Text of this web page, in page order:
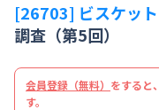
[26703] ビスケッ
調査（第5回）
会員登録（無料） をすると
す。